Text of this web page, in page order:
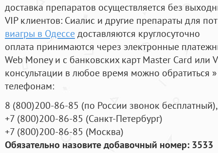
доставка препаратов осуществляется без
VIP клиентов: Сиалис и другие препараты для
виагры в Одесседоставляются круглосуточно
оплата принимаются через электронные
Web Money и с банковских карт Master Card или
консультации в любое время можно обратиться
телефонам:
8 (800)200-86-85 (по России звонок бесплатный),
+7 (800)200-86-85 (Санкт-Петербург)
+7 (800)200-86-85 (Москва)
Обязательно назовите добавочный номер: 3533